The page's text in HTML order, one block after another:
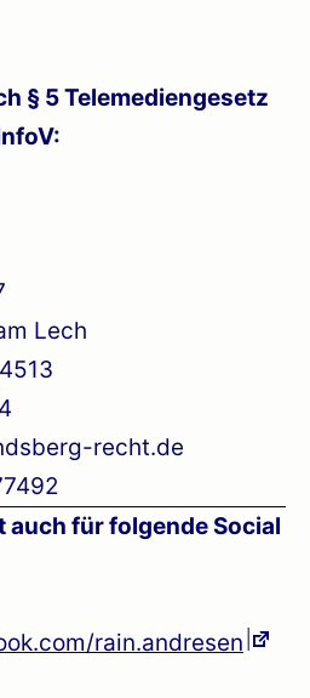
§ 5 Telemediengesetz
Lech
recht.de
auch für folgende Social
rain.andresen